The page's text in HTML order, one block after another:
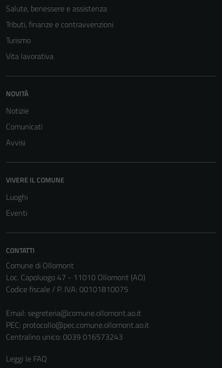
Salute, benessere e assistenza
Tributi, finanze e contravvenzioni
Turismo
Vita lavorativa
NOVITÀ
Notizie
Comunicati
Avvisi
VIVERE IL COMUNE
Luoghi
Eventi
CONTATTI
Comune di Ollomont
Loc. Capoluogo 47 - 11010 Ollomont (AO)
Codice fiscale / P. IVA: 00101810075
Email: segreteria@comune.ollomont.ao.it
PEC: protocollo@pec.comune.ollomont.ao.it
Centralino unico: 0039 016573243
Leggi le FAQ